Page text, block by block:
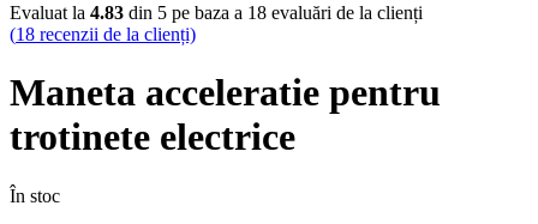
Evaluat la 4.83 din 5 pe baza a 18 evaluări de la clienți
(18 recenzii de la clienți)
Maneta acceleratie pentru
trotinete electrice
În stoc